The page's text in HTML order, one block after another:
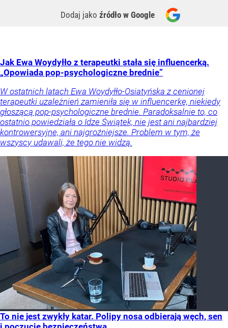
Dodaj jako źródło w Google
Jak Ewa Woydyłło z terapeutki stała się influencerką.
„Opowiada pop-psychologiczne brednie”
W ostatnich latach Ewa Woydyłło-Osiatyńska z cenionej
terapeutki uzależnień zamieniła się w influencerkę, niekiedy
głoszącą pop-psychologiczne brednie. Paradoksalnie to, co
ostatnio powiedziała o Idze Świątek, nie jest ani najbardziej
kontrowersyjne, ani najgroźniejsze. Problem w tym, że
wszyscy udawali, że tego nie widzą.
To nie jest zwykły katar. Polipy nosa odbierają węch, sen